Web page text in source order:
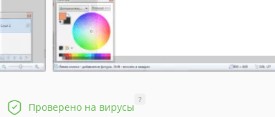
Проверено на вирусы
?